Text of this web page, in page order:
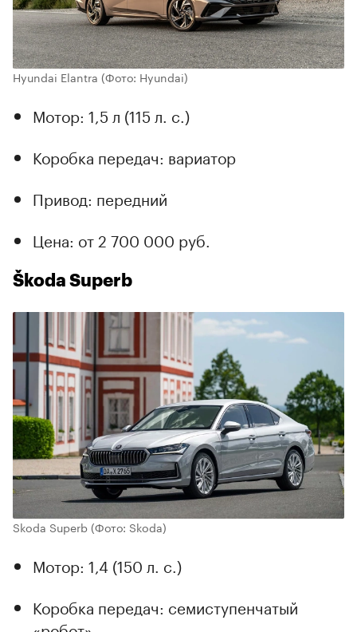
Hyundai Elantra (Фото: Hyundai)
Мотор: 1,5 л (115 л. с.)
Коробка передач: вариатор
Привод: передний
Цена: от 2 700 000 руб.
Škoda Superb
Skoda Superb(Фото: Skoda)
Мотор: 1,4 (150 л. с.)
Коробка передач: семиступенчатый